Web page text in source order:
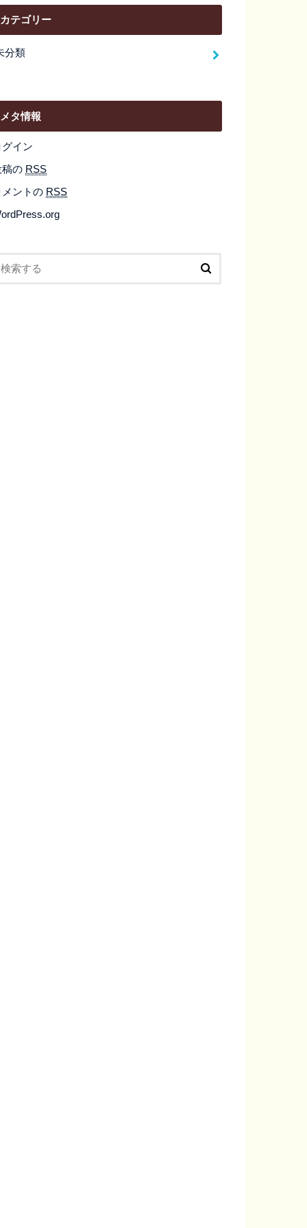
カテゴリー
分類
メタ情報
グイン
稿の RSS
メントの RSS